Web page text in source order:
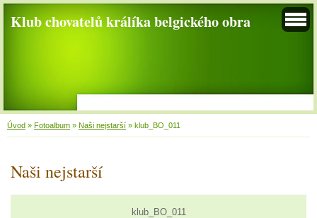
Klub chovatelů králíka belgického obra
Úvod » Fotoalbum » Naši nejstarší » klub_BO_011
Naši nejstarší
klub_BO_011